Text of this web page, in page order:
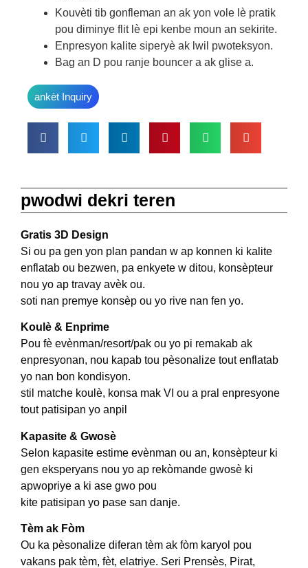
Kouvèti tib gonfleman an ak yon vole lè pratik
pou diminye flit lè epi kenbe moun an sekirite.
Enpresyon kalite siperyè ak lwil pwoteksyon.
Bag an D pou ranje bouncer a ak glise a.
ankèt Inquiry
pwodwi dekri teren
Gratis 3D Design
Si ou pa gen yon plan pandan w ap konnen ki kalite
enflatab ou bezwen, pa enkyete w ditou, konsèpteur
nou yo ap travay avèk ou.
soti nan premye konsèp ou yo rive nan fen yo.
Koulè & Enprime
Pou fè evènman/resort/pak ou yo pi remakab ak
enpresyonan, nou kapab tou pèsonalize tout enflatab
yo nan bon kondisyon.
stil matche koulè, konsa mak VI ou a pral enpresyone
tout patisipan yo anpil
Kapasite & Gwosè
Selon kapasite estime evènman ou an, konsèpteur ki
gen eksperyans nou yo ap rekòmande gwosè ki
apwopriye a ki ase gwo pou
kite patisipan yo pase san danje.
Tèm ak Fòm
Ou ka pèsonalize diferan tèm ak fòm karyol pou
vakans pak tèm, fèt, elatriye. Seri Prensès, Pirat,